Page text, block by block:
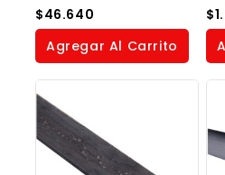
0
out
of
$46.640
Agregar Al Carrito
0
out
of
$